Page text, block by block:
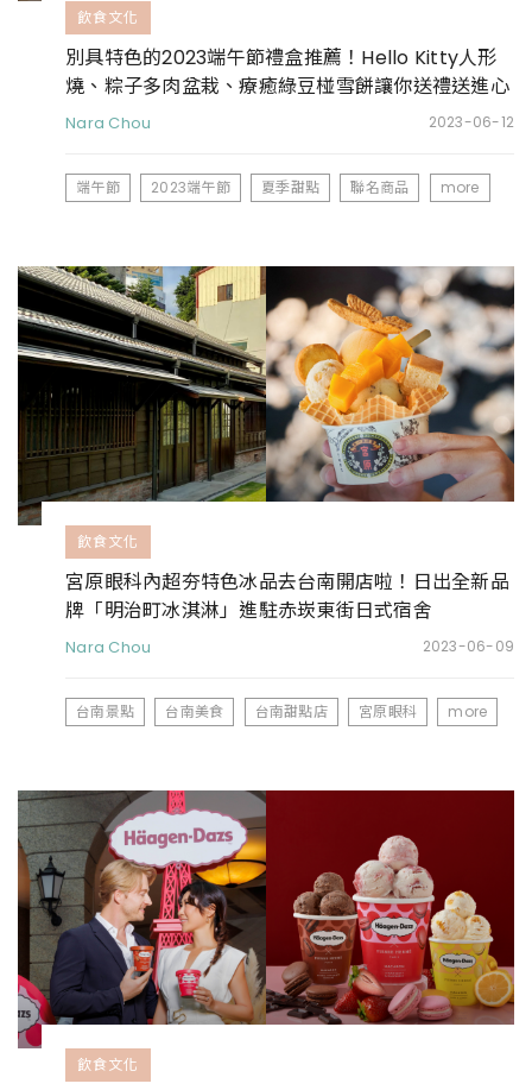
飲食文化
別具特色的2023端午節禮盒推薦！Hello Kitty人形
燒、粽子多肉盆栽、療癒綠豆椪雪餅讓你送禮送進心
坎裡
Nara Chou 2023-06-12
端午節 2023端午節 夏季甜點 聯名商品 more
飲食文化
宮原眼科內超夯特色冰品去台南開店啦！日出全新品
牌「明治町冰淇淋」進駐赤崁東街日式宿舍
Nara Chou 2023-06-09
台南景點 台南美食 台南甜點店 宮原眼科 more
飲食文化